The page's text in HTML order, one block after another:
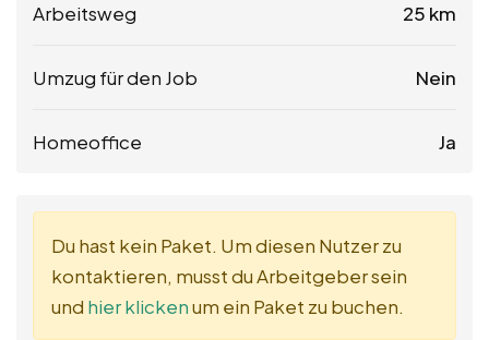
Arbeitsweg 25 km
Umzug für den Job Nein
Homeoffice Ja
Du hast kein Paket. Um diesen Nutzer zu
kontaktieren, musst du Arbeitgeber sein
und hier klickenum ein Paket zu buchen.